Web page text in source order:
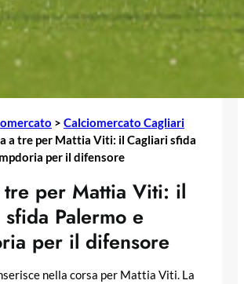
> Calciomercato Cagliari
a tre per Mattia Viti: il Cagliari sfida
per il difensore
tre per Mattia Viti: il
Palermo e
per il difensore
nella corsa per Mattia Viti. La